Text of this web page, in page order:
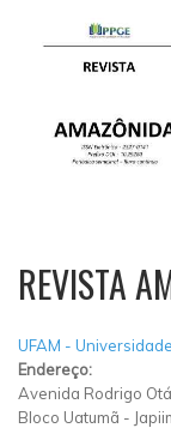
REVISTA
UFAM -
Endereço:
Avenida Rodrigo
Bloco Uatumã -